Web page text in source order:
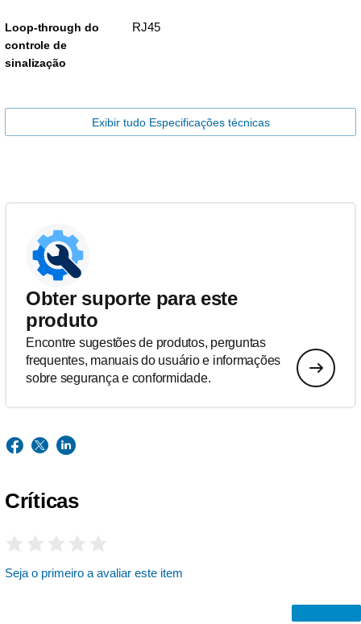
Loop-through do
controle de
sinalização
RJ45
Exibir tudo Especificações técnicas
Obter suporte para este
produto
Encontre sugestões de produtos, perguntas
frequentes, manuais do usuário e informações
sobre segurança e conformidade.
Críticas
Seja o primeiro a avaliar este item